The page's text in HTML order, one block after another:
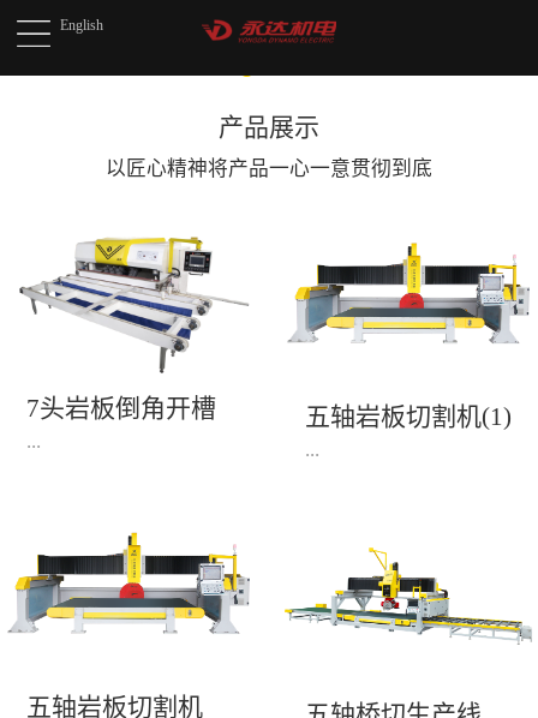
English
产品展示
以匠心精神将产品一心一意贯彻到底
7头岩板倒角开槽
机(1)
...
永达机电7头岩板倒角
开槽机，该设备采用流
水线作业，加工效率
陶瓷人造石进行直边斜
五轴岩板切割机(1)
...
1、简单易学的编程软
件，直观，快速，易
学。2、操作系统简单
五轴岩板切割机